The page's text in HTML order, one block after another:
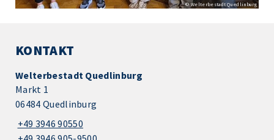
© Welterbestadt Quedlinburg
KONTAKT
Welterbestadt Quedlinburg
Markt 1
06484 Quedlinburg
+49 3946 90550